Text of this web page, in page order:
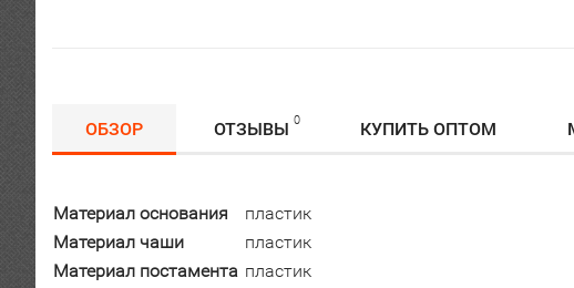
ОБЗОР ОТЗЫВЫ 0 КУПИТЬ ОПТОМ
Материал основания
пластик
Материал чаши
пластик
Материал постамента пластик